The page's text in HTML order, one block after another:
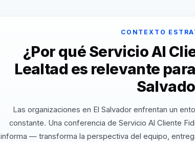
CONTEXTO
¿Por qué Servicio Al
Lealtad es relevante
Las organizaciones en El Salvador enfrentan un
constante. Una conferencia de Servicio Al Cliente
informa — transforma la perspectiva del equipo,